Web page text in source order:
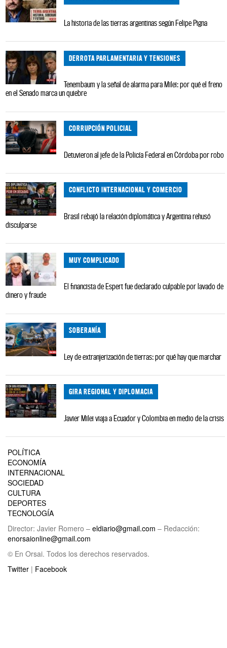
La historia de las tierras argentinas según Felipe Pigna
DERROTA PARLAMENTARIA Y TENSIONES
Tenembaum y la señal de alarma para Milei: por qué el freno
en el Senado marca un quiebre
CORRUPCIÓN POLICIAL
Detuvieron al jefe de la Policía Federal en Córdoba por robo
CONFLICTO INTERNACIONAL Y COMERCIO
Brasil rebajó la relación diplomática y Argentina rehusó
disculparse
MUY COMPLICADO
El financista de Espert fue declarado culpable por lavado de
dinero y fraude
SOBERANÍA
Ley de extranjerización de tierras: por qué hay que marchar
GIRA REGIONAL Y DIPLOMACIA
Javier Milei viaja a Ecuador y Colombia en medio de la crisis
POLÍTICA
ECONOMÍA
INTERNACIONAL
SOCIEDAD
CULTURA
DEPORTES
TECNOLOGÍA
Director: Javier Romero – eldiario@gmail.com – Redacción:
enorsaionline@gmail.com
© En Orsai. Todos los derechos reservados.
Twitter | Facebook